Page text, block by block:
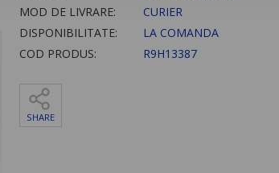
MOD DE LIVRARE:
CURIER
DISPONIBILITATE:
LA COMANDA
COD PRODUS:
R9H13387
SHARE